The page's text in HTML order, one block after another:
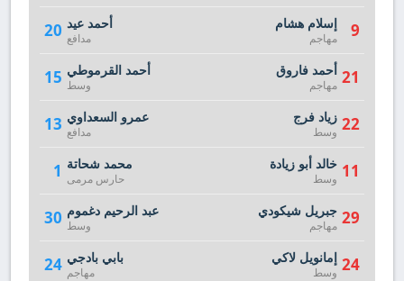
20 أحمد عيد
مدافع
15 أحمد القرموطي
وسط
13 عمرو السعداوي
مدافع
1 محمد شحاتة
حارس مرمى
30 عبد الرحيم دغموم
وسط
24 بابي بادجي
مهاجم
9 إسلام هشام
مهاجم
21 أحمد فاروق
مهاجم
22 زياد فرج
وسط
11 خالد أبو زيادة
وسط
29 جبريل شيكودي
مهاجم
24 إمانويل لاكي
وسط